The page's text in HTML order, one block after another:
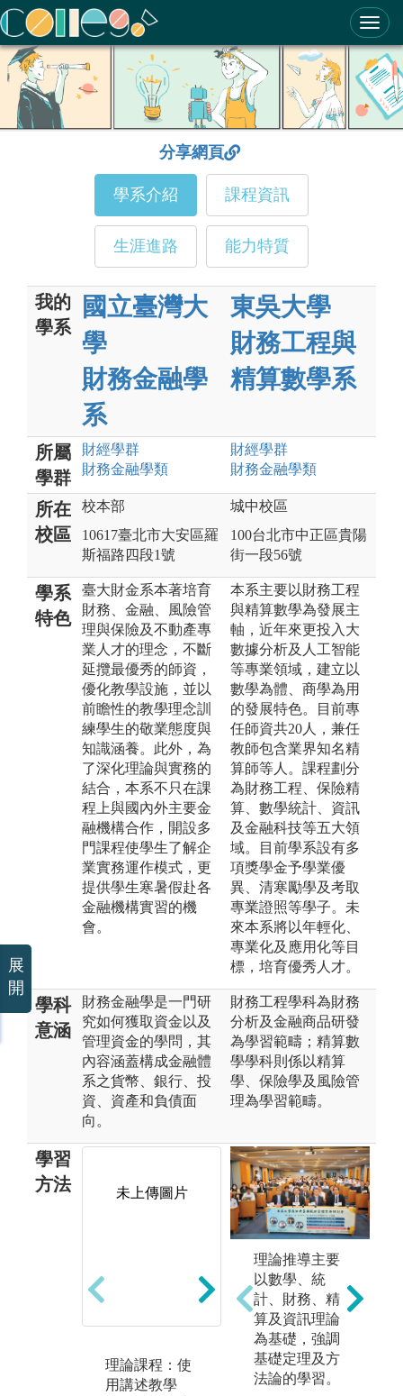
ColleGo! 大學選才與高中育才輔助系統
分享網頁
學系介紹 課程資訊
生涯進路 能力特質
我的
學系
國立臺灣大
學
財務金融學
系
東吳大學
財務工程與
精算數學系
所屬
學群
財經學群
財務金融學類
財經學群
財務金融學類
所在
校區
校本部
10617臺北市大安區羅
斯福路四段1號
城中校區
100台北市中正區貴陽
街一段56號
學系
特色
臺大財金系本著培育
財務、金融、風險管
理與保險及不動產專
業人才的理念，不斷
延攬最優秀的師資，
優化教學設施，並以
前瞻性的教學理念訓
練學生的敬業態度與
知識涵養。此外，為
了深化理論與實務的
結合，本系不只在課
程上與國內外主要金
融機構合作，開設多
門課程使學生了解企
業實務運作模式，更
提供學生寒暑假赴各
金融機構實習的機
會。
本系主要以財務工程
與精算數學為發展主
軸，近年來更投入大
數據分析及人工智能
等專業領域，建立以
數學為體、商學為用
的發展特色。目前專
任師資共20人，兼任
教師包含業界知名精
算師等人。課程劃分
為財務工程、保險精
算、數學統計、資訊
及金融科技等五大領
域。目前學系設有多
項獎學金予學業優
異、清寒勵學及考取
專業證照等學子。未
來本系將以年輕化、
專業化及應用化等目
標，培育優秀人才。
學科
意涵
財務金融學是一門研
究如何獲取資金以及
管理資金的學問，其
內容涵蓋構成金融體
系之貨幣、銀行、投
資、資產和負債面
向。
財務工程學科為財務
分析及金融商品研發
為學習範疇；精算數
學學科則係以精算
學、保險學及風險管
理為學習範疇。
學習
方法
未上傳圖片
理論課程：使
用講述教學
未上傳圖片
應用課程：使
用統計及計量
理論推導主要
以數學、統
計、財務、精
算及資訊理論
為基礎，強調
基礎定理及方
法論的學習。
展
開